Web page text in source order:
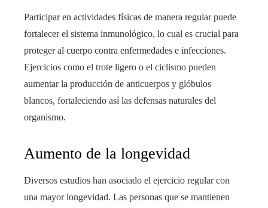
Participar en actividades físicas de manera regular puede
fortalecer el sistema inmunológico, lo cual es crucial para
proteger al cuerpo contra enfermedades e infecciones.
Ejercicios como el trote ligero o el ciclismo pueden
aumentar la producción de anticuerpos y glóbulos
blancos, fortaleciendo así las defensas naturales del
organismo.
Aumento de la longevidad
Diversos estudios han asociado el ejercicio regular con
una mayor longevidad. Las personas que se mantienen